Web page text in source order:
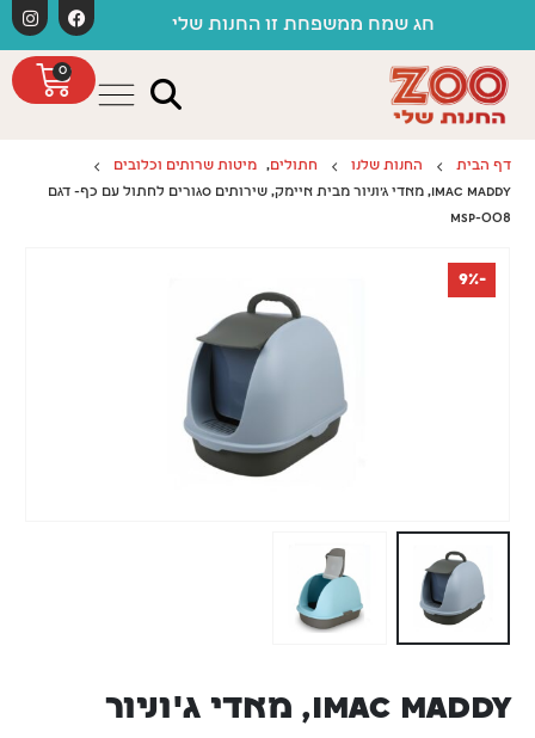
שמח ממשפחת זו החנות שלי משלוחים
0
דף הבית החנות שלנו חתולים,
מיטות שרותים וכלובים
IMAC MADDY, מאדי ג'וניור מבית איימק, שירותים סגורים לחתול עם כף- דגם
MSP-008
-9%
IMAC Maddy, מאדי ג'וניור